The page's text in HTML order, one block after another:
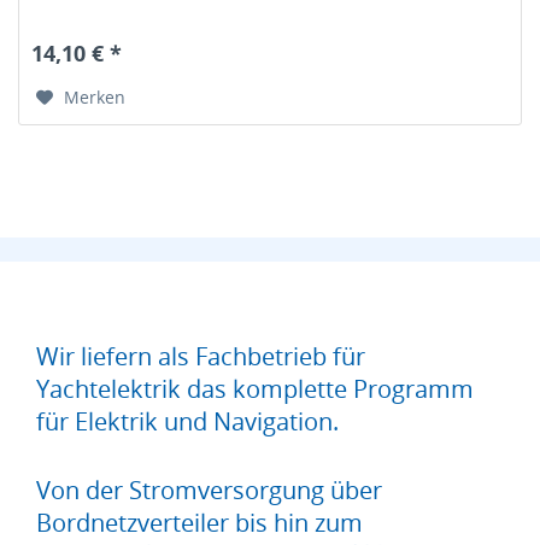
14,10 € *
Merken
Wir liefern als Fachbetrieb für
Yachtelektrik das komplette Programm
für Elektrik und Navigation.
Von der Stromversorgung über
Bordnetzverteiler bis hin zum